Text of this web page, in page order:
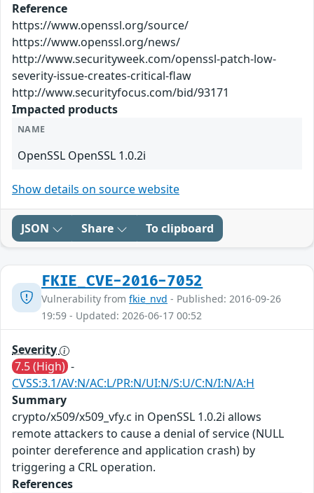
Reference
https://www.openssl.org/source/
https://www.openssl.org/news/
http://www.securityweek.com/openssl-patch-low-
severity-issue-creates-critical-flaw
http://www.securityfocus.com/bid/93171
Impacted products
NAME
OpenSSL OpenSSL 1.0.2i
Show details on source website
JSON Share To clipboard
FKIE_CVE-2016-7052
Vulnerability from fkie_nvd - Published: 2016-09-26
19:59 - Updated: 2026-06-17 00:52
Severity
7.5 (High) -
CVSS:3.1/AV:N/AC:L/PR:N/UI:N/S:U/C:N/I:N/A:H
Summary
crypto/x509/x509_vfy.c in OpenSSL 1.0.2i allows
remote attackers to cause a denial of service (NULL
pointer dereference and application crash) by
triggering a CRL operation.
References